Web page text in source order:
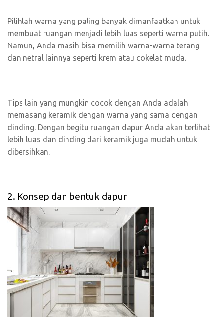
Pilihlah warna yang paling banyak dimanfaatkan untuk
membuat ruangan menjadi lebih luas seperti warna putih.
Namun, Anda masih bisa memilih warna-warna terang
dan netral lainnya seperti krem atau cokelat muda.
Tips lain yang mungkin cocok dengan Anda adalah
memasang keramik dengan warna yang sama dengan
dinding. Dengan begitu ruangan dapur Anda akan terlihat
lebih luas dan dinding dari keramik juga mudah untuk
dibersihkan.
2. Konsep dan bentuk dapur